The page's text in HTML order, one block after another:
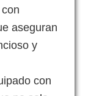
con
aseguran
y
con